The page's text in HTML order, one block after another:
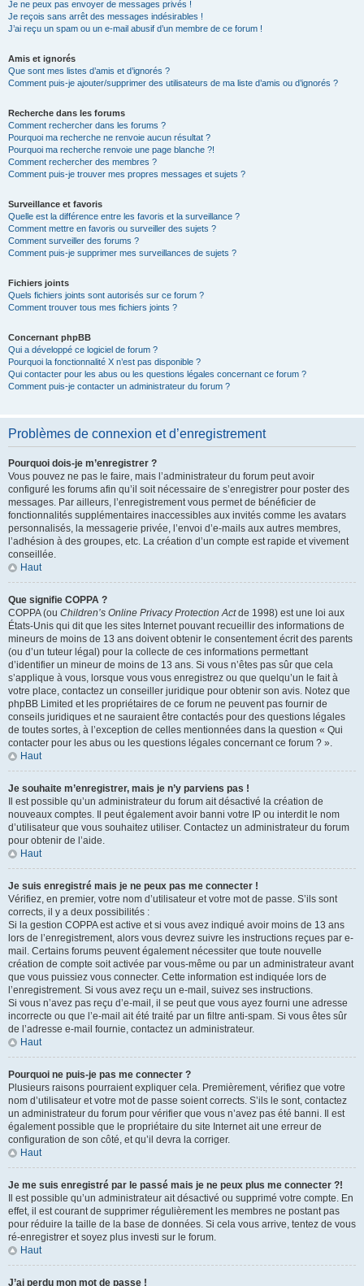
Je ne peux pas envoyer de messages privés !
Je reçois sans arrêt des messages indésirables !
J’ai reçu un spam ou un e-mail abusif d’un membre de ce forum !
Amis et ignorés
Que sont mes listes d’amis et d’ignorés ?
Comment puis-je ajouter/supprimer des utilisateurs de ma liste d’amis ou d’ignorés ?
Recherche dans les forums
Comment rechercher dans les forums ?
Pourquoi ma recherche ne renvoie aucun résultat ?
Pourquoi ma recherche renvoie une page blanche ?!
Comment rechercher des membres ?
Comment puis-je trouver mes propres messages et sujets ?
Surveillance et favoris
Quelle est la différence entre les favoris et la surveillance ?
Comment mettre en favoris ou surveiller des sujets ?
Comment surveiller des forums ?
Comment puis-je supprimer mes surveillances de sujets ?
Fichiers joints
Quels fichiers joints sont autorisés sur ce forum ?
Comment trouver tous mes fichiers joints ?
Concernant phpBB
Qui a développé ce logiciel de forum ?
Pourquoi la fonctionnalité X n’est pas disponible ?
Qui contacter pour les abus ou les questions légales concernant ce forum ?
Comment puis-je contacter un administrateur du forum ?
Problèmes de connexion et d’enregistrement
Pourquoi dois-je m’enregistrer ?
Vous pouvez ne pas le faire, mais l’administrateur du forum peut avoir
configuré les forums afin qu’il soit nécessaire de s’enregistrer pour poster des
messages. Par ailleurs, l’enregistrement vous permet de bénéficier de
fonctionnalités supplémentaires inaccessibles aux invités comme les avatars
personnalisés, la messagerie privée, l’envoi d’e-mails aux autres membres,
l’adhésion à des groupes, etc. La création d’un compte est rapide et vivement
conseillée.
Haut
Que signifie COPPA ?
COPPA (ou Children’s Online Privacy Protection Actde 1998) est une loi aux
États-Unis qui dit que les sites Internet pouvant recueillir des informations de
mineurs de moins de 13 ans doivent obtenir le consentement écrit des parents
(ou d’un tuteur légal) pour la collecte de ces informations permettant
d’identifier un mineur de moins de 13 ans. Si vous n’êtes pas sûr que cela
s’applique à vous, lorsque vous vous enregistrez ou que quelqu’un le fait à
votre place, contactez un conseiller juridique pour obtenir son avis. Notez que
phpBB Limited et les propriétaires de ce forum ne peuvent pas fournir de
conseils juridiques et ne sauraient être contactés pour des questions légales
de toutes sortes, à l’exception de celles mentionnées dans la question « Qui
contacter pour les abus ou les questions légales concernant ce forum ? ».
Haut
Je souhaite m’enregistrer, mais je n’y parviens pas !
Il est possible qu’un administrateur du forum ait désactivé la création de
nouveaux comptes. Il peut également avoir banni votre IP ou interdit le nom
d’utilisateur que vous souhaitez utiliser. Contactez un administrateur du forum
pour obtenir de l’aide.
Haut
Je suis enregistré mais je ne peux pas me connecter !
Vérifiez, en premier, votre nom d’utilisateur et votre mot de passe. S’ils sont
corrects, il y a deux possibilités :
Si la gestion COPPA est active et si vous avez indiqué avoir moins de 13 ans
lors de l’enregistrement, alors vous devrez suivre les instructions reçues par e-
mail. Certains forums peuvent également nécessiter que toute nouvelle
création de compte soit activée par vous-même ou par un administrateur avant
que vous puissiez vous connecter. Cette information est indiquée lors de
l’enregistrement. Si vous avez reçu un e-mail, suivez ses instructions.
Si vous n’avez pas reçu d’e-mail, il se peut que vous ayez fourni une adresse
incorrecte ou que l’e-mail ait été traité par un filtre anti-spam. Si vous êtes sûr
de l’adresse e-mail fournie, contactez un administrateur.
Haut
Pourquoi ne puis-je pas me connecter ?
Plusieurs raisons pourraient expliquer cela. Premièrement, vérifiez que votre
nom d’utilisateur et votre mot de passe soient corrects. S’ils le sont, contactez
un administrateur du forum pour vérifier que vous n’avez pas été banni. Il est
également possible que le propriétaire du site Internet ait une erreur de
configuration de son côté, et qu’il devra la corriger.
Haut
Je me suis enregistré par le passé mais je ne peux plus me connecter ?!
Il est possible qu’un administrateur ait désactivé ou supprimé votre compte. En
effet, il est courant de supprimer régulièrement les membres ne postant pas
pour réduire la taille de la base de données. Si cela vous arrive, tentez de vous
ré-enregistrer et soyez plus investi sur le forum.
Haut
J’ai perdu mon mot de passe !